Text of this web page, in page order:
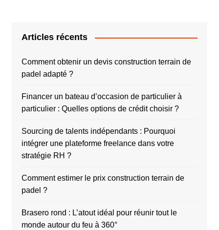
Articles récents
Comment obtenir un devis construction terrain de
padel adapté ?
Financer un bateau d’occasion de particulier à
particulier : Quelles options de crédit choisir ?
Sourcing de talents indépendants : Pourquoi
intégrer une plateforme freelance dans votre
stratégie RH ?
Comment estimer le prix construction terrain de
padel ?
Brasero rond : L’atout idéal pour réunir tout le
monde autour du feu à 360°